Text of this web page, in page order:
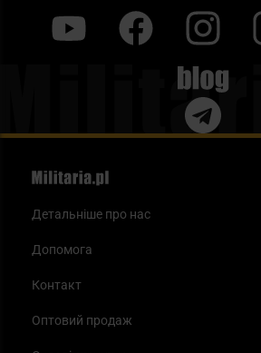
Blog
Детальніше про нас
Допомога
Контакт
Оптовий продаж